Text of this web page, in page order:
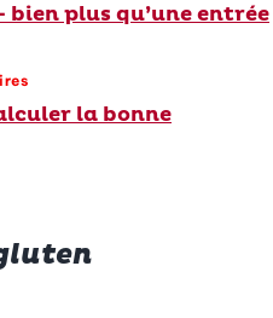
bien plus qu’une entrée
la bonne